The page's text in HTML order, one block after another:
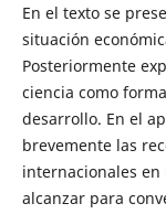
En el texto se
situación
Posteriormente
ciencia como
desarrollo. En el
brevemente las
internacionales en
alcanzar para